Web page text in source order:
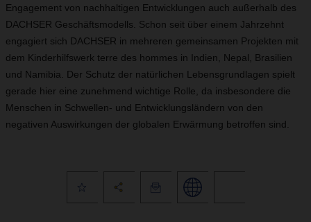
Engagement von nachhaltigen Entwicklungen auch außerhalb des
DACHSER Geschäftsmodells. Schon seit über einem Jahrzehnt
engagiert sich DACHSER in mehreren gemeinsamen Projekten mit
dem Kinderhilfswerk terre des hommes in Indien, Nepal, Brasilien
und Namibia. Der Schutz der natürlichen Lebensgrundlagen spielt
gerade hier eine zunehmend wichtige Rolle, da insbesondere die
Menschen in Schwellen- und Entwicklungsländern von den
negativen Auswirkungen der globalen Erwärmung betroffen sind.